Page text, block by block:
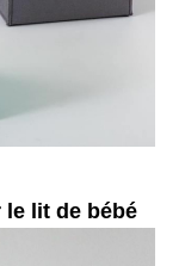
le lit de bébé